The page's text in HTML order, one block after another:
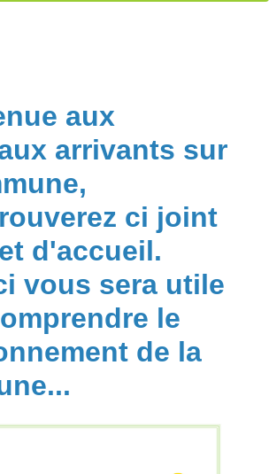
aux
arrivants sur
ci joint
d'accueil.
vous sera utile
le
de la